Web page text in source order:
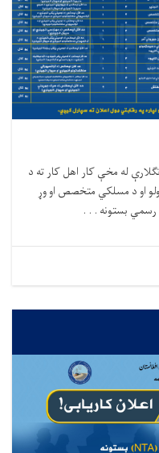
له مخې کار اهل کار ته د
او د مسلکي متخصص او وړ
بستونه . . .